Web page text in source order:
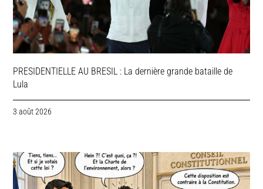
PRESIDENTIELLE AU BRESIL : La dernière grande bataille de
Lula
3 août 2026